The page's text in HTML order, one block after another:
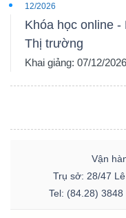
12/2026
Khóa học online
Thị trường
Khai giảng: 07/12/
Vận
Trụ sở: 28/47
Tel: (84.28)